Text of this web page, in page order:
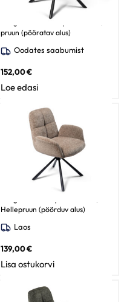
Söögitoa tool Burby / Lotta 30,
pruun (pööratav alus)
Oodates saabumist
152,00€
Loe edasi
Hellepruun (pöörduv alus)
Laos
139,00€
Lisa ostukorvi